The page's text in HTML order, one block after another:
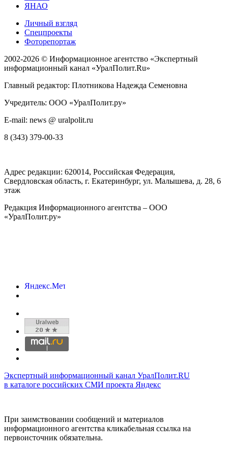
ЯНАО
Личный взгляд
Спецпроекты
Фоторепортаж
2002-2026 © Информационное агентство «Экспертный
информационный канал «УралПолит.Ru»
Главный редактор: Плотникова Надежда Семеновна
Учредитель: ООО «УралПолит.ру»
E-mail: news @ uralpolit.ru
8 (343) 379-00-33
Адрес редакции: 620014, Российская Федерация,
Свердловская область, г. Екатеринбург, ул. Малышева, д. 28, 6
этаж
Редакция Информационного агентства – ООО
«УралПолит.ру»
Экспертный информационный канал УралПолит.RU
в каталоге российских СМИ проекта Яндекс
При заимствовании сообщений и материалов
информационного агентства кликабельная ссылка на
первоисточник обязательна.